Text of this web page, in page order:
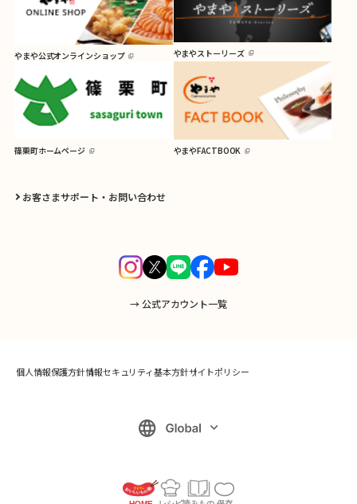
お客さまサポート・お問い合わせ
→ 公式アカウント一覧
やまや公式オンラインショップ やまやストーリーズ
篠栗町ホームページ やまやFACTBOOK
個人情報保護方針情報セキュリティ基本方針サイトポリシー